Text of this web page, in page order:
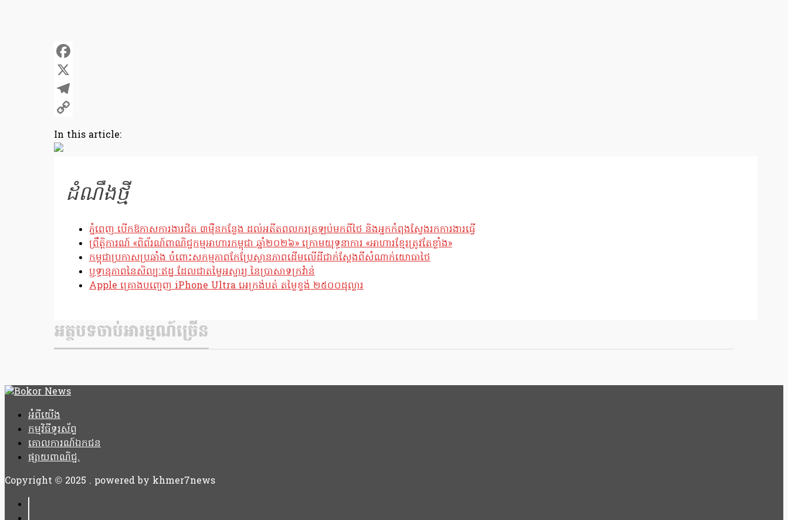
Facebook
X
Telegram
Link
In this article:
ដំណឹងថ្មី
ភ្នំពេញ បើកឱកាសការងារជិត ៣ម៉ឺនកន្លែង ដល់អតីតពលករត្រឡប់មកពីថៃ និងអ្នកកំពុងស្វែងរកការងារធ្វើ
ព្រឹត្តិការណ៍ «ពិព័រណ៍ពាណិជ្ជកម្មអាហារកម្ពុជា ឆ្នាំ២០២៦» ក្រោមយុទ្ធនាការ «អាហារខ្មែរត្រូវតែខ្លាំង»
កម្ពុជាប្រកាសប្រឆាំង ចំពោះសកម្មភាពកែប្រែស្ថានភាពដើមលើដីជាក់ស្តែងពីសំណាក់យោធាថៃ
ឫទ្ធានុភាពនៃសិល្បៈឥដ្ឋ ដែលជាតម្លៃអស្ចារ្យ នៃប្រាសាទក្រវ៉ាន់
Apple គ្រោងបញ្ចេញ iPhone Ultra អេក្រង់បត់ តម្លៃខ្ទង់ ២៥០០ដុល្លារ
អត្ថបទចាប់អារម្មណ៍ច្រើន
អំពីយើង
កម្មវិធីទូរស័ព្ទ
គោលការណ៍ឯកជន
ផ្សាយពាណិជ្ជ.
Copyright © 2025 . powered by khmer7news